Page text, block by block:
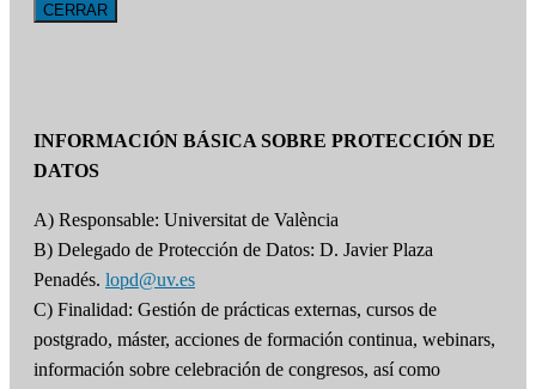
CERRAR
INFORMACIÓN BÁSICA SOBRE PROTECCIÓN DE
DATOS
A) Responsable: Universitat de València
B) Delegado de Protección de Datos: D. Javier Plaza
Penadés. lopd@uv.es
C) Finalidad: Gestión de prácticas externas, cursos de
postgrado, máster, acciones de formación continua, webinars,
información sobre celebración de congresos, así como